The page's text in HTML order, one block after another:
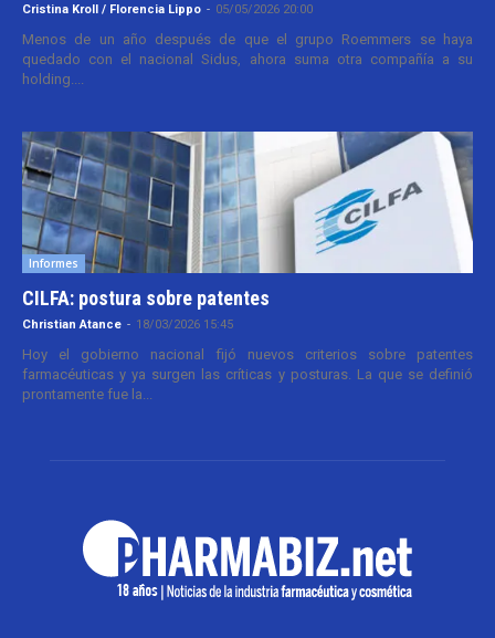
Cristina Kroll / Florencia Lippo - 05/05/2026 20:00
Menos de un año después de que el grupo Roemmers se haya
quedado con el nacional Sidus, ahora suma otra compañía a su
holding....
Informes
CILFA: postura sobre patentes
Christian Atance - 18/03/2026 15:45
Hoy el gobierno nacional fijó nuevos criterios sobre patentes
farmacéuticas y ya surgen las críticas y posturas. La que se definió
prontamente fue la...